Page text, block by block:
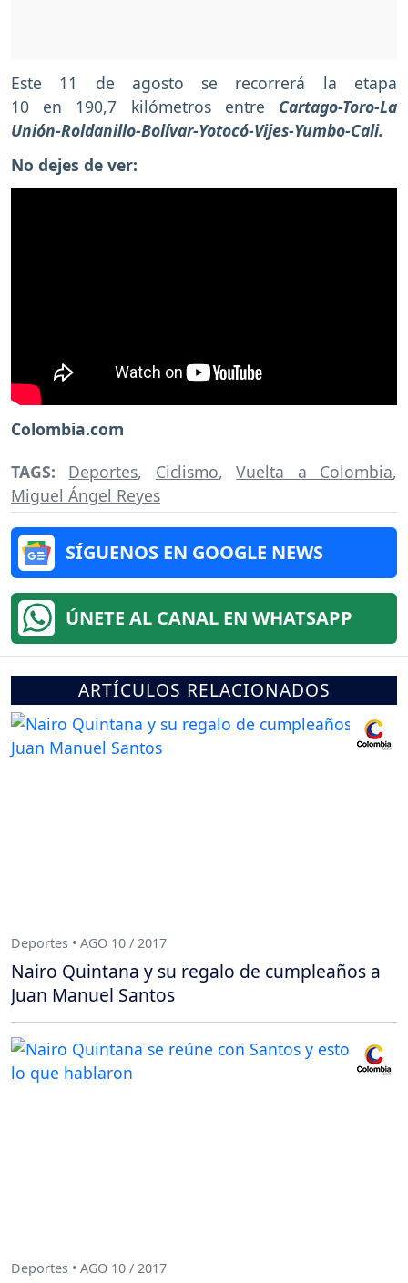
Este 11 de agosto se recorrerá la etapa
10 en 190,7 kilómetros entre Cartago-Toro-La
Unión-Roldanillo-Bolívar-Yotocó-Vijes-Yumbo-Cali.
No dejes de ver:
Colombia.com
TAGS: Deportes, Ciclismo,Vuelta a Colombia,
Miguel Ángel Reyes
SÍGUENOS EN GOOGLE NEWS
ÚNETE AL CANAL EN WHATSAPP
ARTÍCULOS RELACIONADOS
Deportes • AGO 10 / 2017
Nairo Quintana y su regalo de cumpleaños a
Juan Manuel Santos
Deportes • AGO 10 / 2017